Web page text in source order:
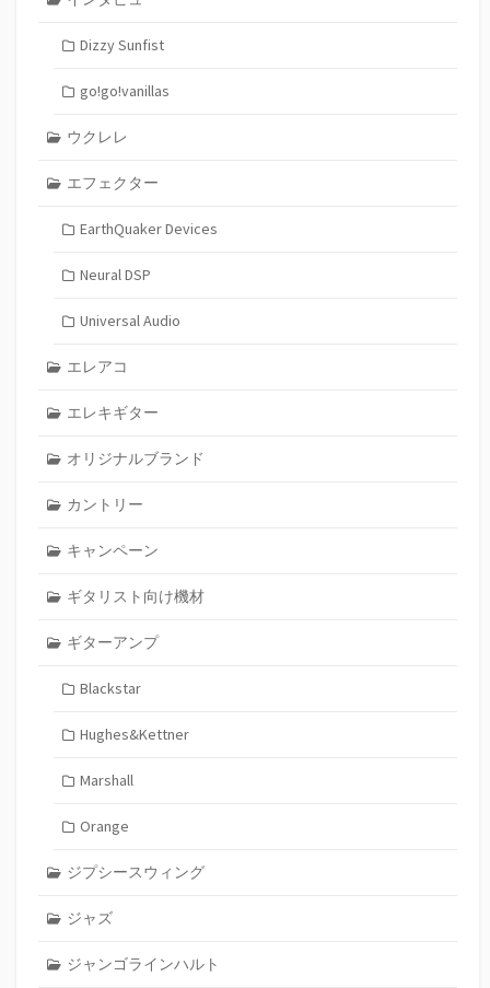
Dizzy Sunfist
go!go!vanillas
ウクレレ
エフェクター
EarthQuaker Devices
Neural DSP
Universal Audio
エレアコ
エレキギター
オリジナルブランド
カントリー
キャンペーン
ギタリスト向け機材
ギターアンプ
Blackstar
Hughes&Kettner
Marshall
Orange
ジプシースウィング
ジャズ
ジャンゴラインハルト